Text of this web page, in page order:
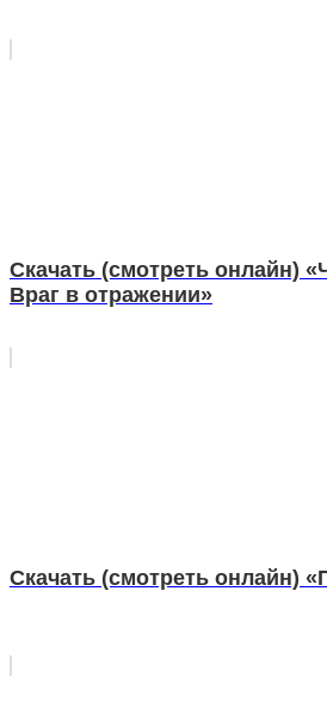
Скачать (смотреть онлайн)
Враг в отражении»
Скачать (смотреть онлайн)